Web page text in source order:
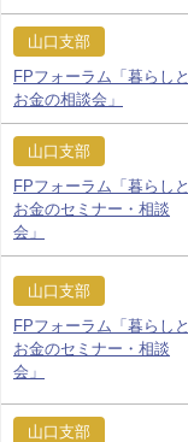
山口支部
FPフォーラム「暮らしと
お金の相談会」
山口支部
FPフォーラム「暮らしと
お金のセミナー・相談
会」
山口支部
FPフォーラム「暮らしと
お金のセミナー・相談
会」
山口支部